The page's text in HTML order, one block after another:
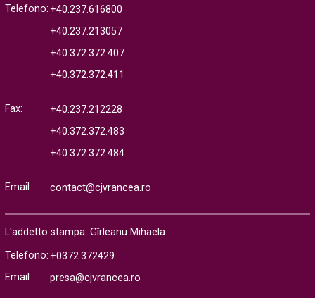
Telefono: +40.237.616800
+40.237.213057
+40.372.372.407
+40.372.372.411
Fax:
+40.237.212228
+40.372.372.483
+40.372.372.484
Email: contact@cjvrancea.ro
L'addetto stampa: Gîrleanu Mihaela
Telefono: +0372.372429
Email:
presa@cjvrancea.ro